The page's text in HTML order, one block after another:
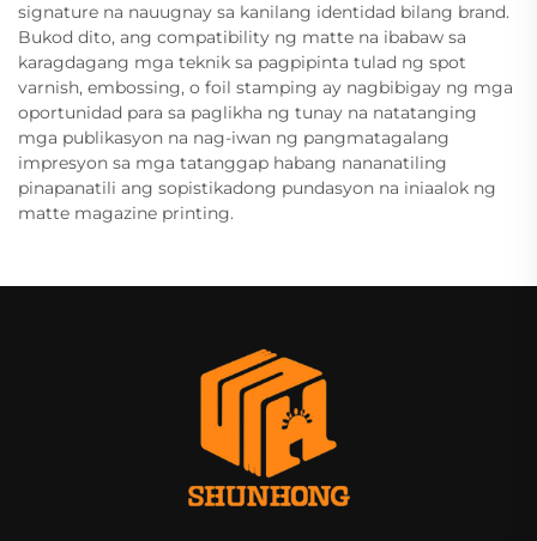
signature na nauugnay sa kanilang identidad bilang brand.
Bukod dito, ang compatibility ng matte na ibabaw sa
karagdagang mga teknik sa pagpipinta tulad ng spot
varnish, embossing, o foil stamping ay nagbibigay ng mga
oportunidad para sa paglikha ng tunay na natatanging
mga publikasyon na nag-iwan ng pangmatagalang
impresyon sa mga tatanggap habang nananatiling
pinapanatili ang sopistikadong pundasyon na iniaalok ng
matte magazine printing.